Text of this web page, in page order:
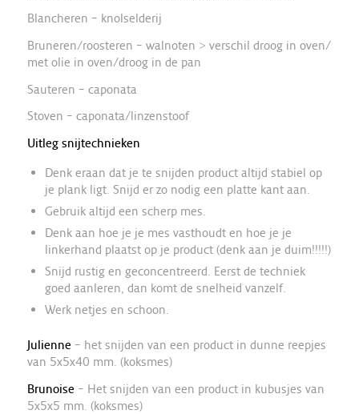
Blancheren – knolselderij
Bruneren/roosteren – walnoten > verschil droog in oven/
met olie in oven/droog in de pan
Sauteren – caponata
Stoven – caponata/linzenstoof
Uitleg snijtechnieken
Denk eraan dat je te snijden product altijd stabiel op
je plank ligt. Snijd er zo nodig een platte kant aan.
Gebruik altijd een scherp mes.
Denk aan hoe je je mes vasthoudt en hoe je je
linkerhand plaatst op je product (denk aan je duim!!!!!)
Snijd rustig en geconcentreerd. Eerst de techniek
goed aanleren, dan komt de snelheid vanzelf.
Werk netjes en schoon.
Julienne – het snijden van een product in dunne reepjes
van 5x5x40 mm. (koksmes)
Brunoise – Het snijden van een product in kubusjes van
5x5x5 mm. (koksmes)